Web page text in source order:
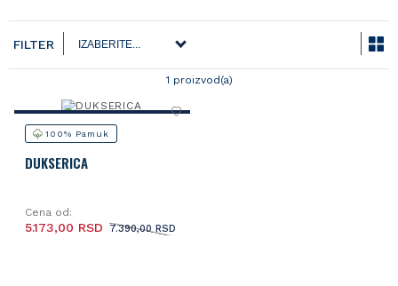
FILTER
1 proizvod(a)
100% Pamuk
DUKSERICA
Cena od:
7.390,00 RSD
5.173,00 RSD